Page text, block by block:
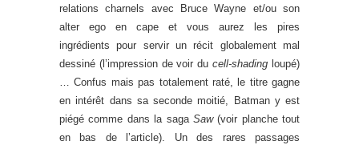
relations charnels avec Bruce Wayne et/ou son
alter ego en cape et vous aurez les pires
ingrédients pour servir un récit globalement mal
dessiné (l’impression de voir ducell-shading loupé)
… Confus mais pas totalement raté, le titre gagne
en intérêt dans sa seconde moitié, Batman y est
piégé comme dans la saga Saw(voir planche tout
en bas de l’article). Un des rares passages